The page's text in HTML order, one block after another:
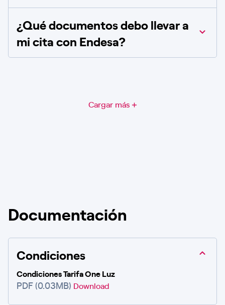
¿Qué documentos debo llevar a
mi cita con Endesa?
Cargar más
Documentación
Condiciones
Condiciones Tarifa One Luz
PDF (0.03MB) Download